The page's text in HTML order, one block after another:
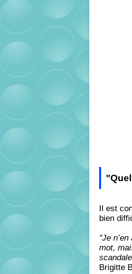
Il est
bien
"Je
mot,
Brigitte